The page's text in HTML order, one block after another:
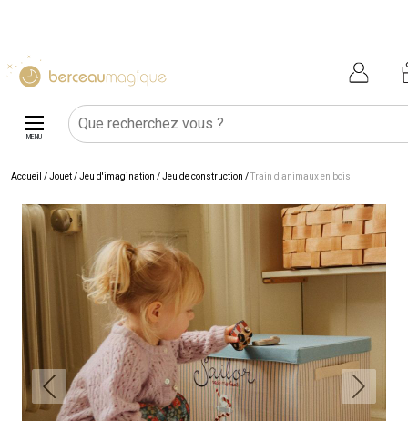
MENU
Accueil /Jouet/Jeu d'imagination /Jeu de construction /Train d'animaux en bois